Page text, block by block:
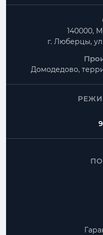
140000,
г. Люберцы,
Домодедово,